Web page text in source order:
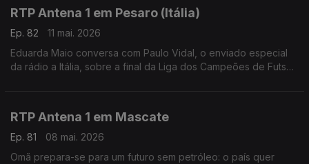
RTP Antena 1 em Pesaro (Itália)
Ep. 82
11 mai. 2026
Eduarda Maio conversa com Paulo Vidal, o enviado especial
da rádio a Itália, sobre a final da Liga dos Campeões de Futsal,
RTP Antena 1 em Mascate
Ep. 81
08 mai. 2026
Omã prepara-se para um futuro sem petróleo: o país quer